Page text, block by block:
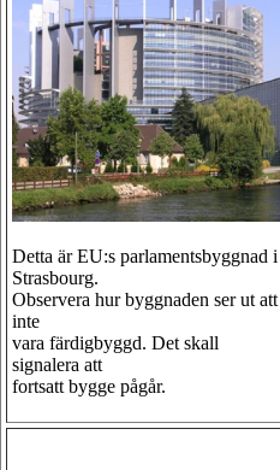
Detta är EU:s parlamentsbyggnad i
Strasbourg.
Observera hur byggnaden ser ut att
inte
vara färdigbyggd. Det skall
signalera att
fortsatt bygge pågår.